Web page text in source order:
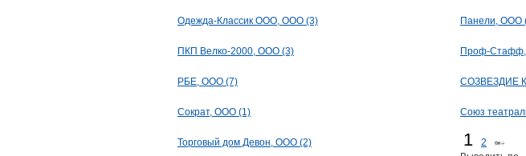
Одежда-Классик ООО, ООО (3) Панели, ООО
ПКП Велко-2000, ООО (3) Проф-
РБЕ, ООО (7) СОЗВЕЗДИЕ
Сократ, ООО (1) Союз
Торговый дом Девон, ООО (2) 1
2